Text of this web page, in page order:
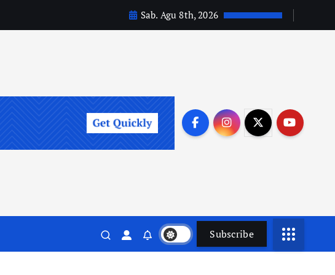
Sab. Agu 8th, 2026
Subscribe